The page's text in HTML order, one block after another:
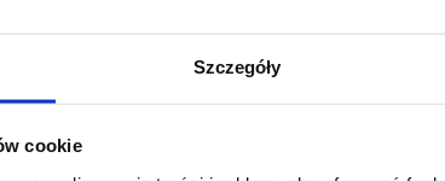
Szczegóły
cookie